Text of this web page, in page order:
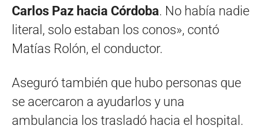
Carlos Paz hacia Córdoba. No había nadie
literal, solo estaban los conos», contó
Matías Rolón, el conductor.
Aseguró también que hubo personas que
se acercaron a ayudarlos y una
ambulancia los trasladó hacia el hospital.